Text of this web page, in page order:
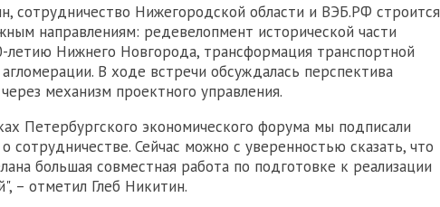
сотрудничество Нижегородской области и ВЭБ.РФ строится
направлениям: редевелопмент исторической части
летию Нижнего Новгорода, трансформация транспортной
В ходе встречи обсуждалась перспектива
механизм проектного управления.
Петербургского экономического форума мы подписали
сотрудничестве. Сейчас можно с уверенностью сказать, что
большая совместная работа по подготовке к реализации
– отметил Глеб Никитин.